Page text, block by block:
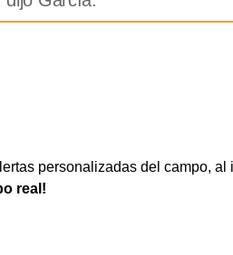
personalizadas del campo, al
real!